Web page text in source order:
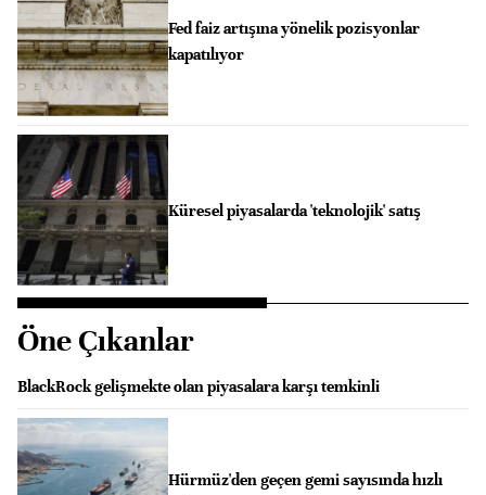
Fed faiz artışına yönelik pozisyonlar
kapatılıyor
Küresel piyasalarda 'teknolojik' satış
Öne Çıkanlar
BlackRock gelişmekte olan piyasalara karşı temkinli
Hürmüz'den geçen gemi sayısında hızlı